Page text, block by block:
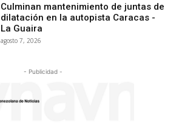
Culminan mantenimiento de juntas de
dilatación en la autopista Caracas -
La Guaira
agosto 7, 2026
- Publicidad -